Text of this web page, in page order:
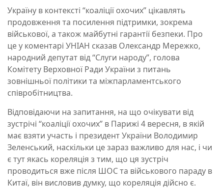
Україну в контексті “коаліції охочих” цікавлять
продовження та посилення підтримки, зокрема
військової, а також майбутні гарантії безпеки. Про
це у коментарі УНІАН сказав Олександр Мережко,
народний депутат від “Слуги народу”, голова
Комітету Верховної Ради України з питань
зовнішньої політики та міжпарламентського
співробітництва.
Відповідаючи на запитання, на що очікувати від
зустрічі “коаліції охочих” в Парижі 4 вересня, в якій
має взяти участь і президент України Володимир
Зеленський, наскільки це зараз важливо для нас, і чи
є тут якась кореляція з тим, що ця зустріч
проводиться вже після ШОС та військового параду в
Китаї, він висловив думку, що кореляція дійсно є.